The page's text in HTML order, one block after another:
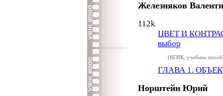
Железняков
112k
ЦВЕТ И
выбор
(ВГИК, учебное
ГЛАВА 1.
Норштейн Юрий